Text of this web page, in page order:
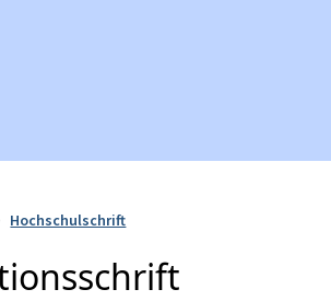
Hochschulschrift